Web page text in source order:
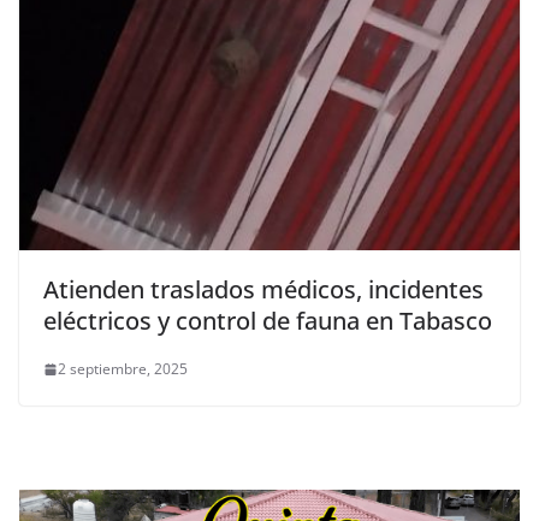
Atienden traslados médicos, incidentes
eléctricos y control de fauna en Tabasco
2 septiembre, 2025